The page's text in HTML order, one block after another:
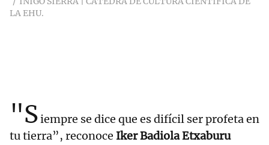
LA EHU.
"Siempre se dice que es difícil ser profeta en
tu tierra”, reconoce Iker Badiola Etxaburu